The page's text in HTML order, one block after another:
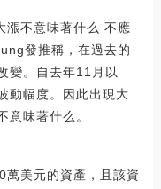
不意味著什么 不應
發推稱，在過去的
變。自去年11月以
動幅度。因此出現大
意味著什么。
萬美元的資產，且該資